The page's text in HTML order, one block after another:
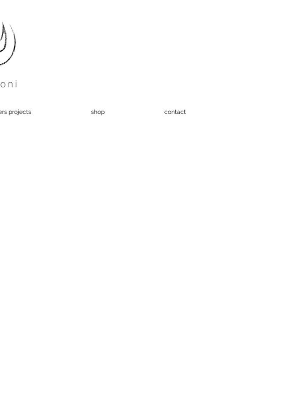
projects shop contact